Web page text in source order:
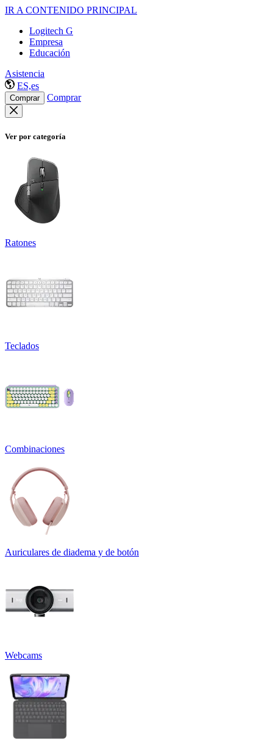
IR A CONTENIDO PRINCIPAL
Logitech G
Empresa
Educación
Asistencia
ES,es
Comprar Comprar
Ver por categoría
Ratones
Teclados
Combinaciones
Auriculares de diadema y de botón
Webcams